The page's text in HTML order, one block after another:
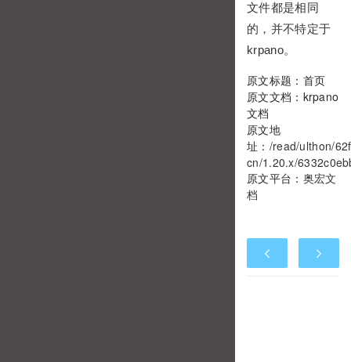
文件都是相同
的，并不特定于
krpano。
原文标题：首页
原文文档：krpano
文档
原文地
址： /read/ulthon/
cn/1.20.x/
原文平台： 奥宏文
档